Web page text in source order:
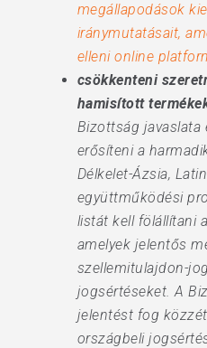
megállapodások
iránymutatásait,
elleni online
csökkenteni
hamisított
Bizottság javaslata
erősíteni a
Délkelet-Ázsia,
együttműködési
listát kell fölállítani
amelyek jelentős
szellemitulajdon-
jogsértéseket. A
jelentést fog
országbeli